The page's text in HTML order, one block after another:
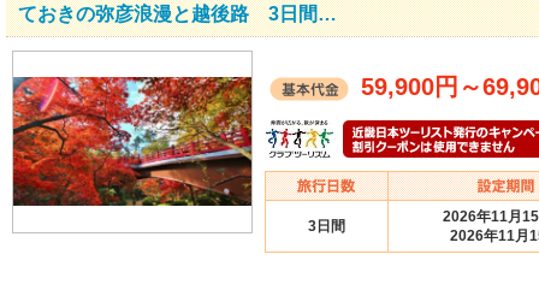
ておきの弥彦浪漫と越後路 3日間…
59,900円 ～
3日間
2026年11月
2026年11月